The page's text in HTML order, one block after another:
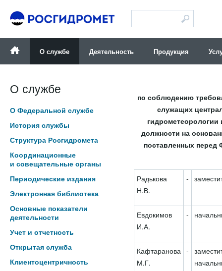
О службе Деятельность Продукция
О службе
О Федеральной службе
История службы
Структура Росгидромета
Координационные
и совещательные органы
Периодические издания
Электронная библиотека
Основные показатели
деятельности
Учет и отчетность
Открытая служба
Клиентоцентричность
по соблюдению
служащих
должности на
поставленных
Радькова
Н.В.
-
Евдокимов
И.А.
-
Кафтаранова
М.Г.
-